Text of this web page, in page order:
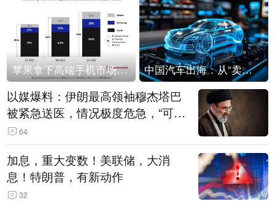
苹果拿下高端手机市场65%的份额：iPhone 17系列功不可没 中国汽车出海：从“卖出去”到“走进去”
以媒爆料：伊朗最高领袖穆杰塔巴
被紧急送医，情况极度危急，“可能
随时会死去”
64
加息，重大变数！美联储，大消
息！特朗普，有新动作
32